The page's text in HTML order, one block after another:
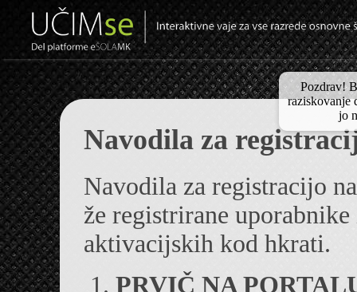
Pozdrav!
raziskovanje
jo
Navodila za
Navodila za registracijo
že registrirane
aktivacijskih kod hkrati.
PRVIČ NA